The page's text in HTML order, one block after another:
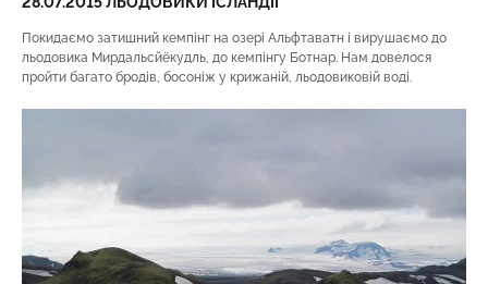
Покидаємо затишний кемпінг на озері Альфтаватн і вирушаємо до
льодовика Мирдальсйёкудль, до кемпінгу Ботнар. Нам довелося
пройти багато бродів, босоніж у крижаній, льодовиковій воді.